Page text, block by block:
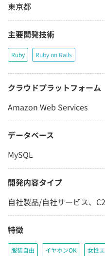
東京都
主要開発技術
Ruby Ruby on Rails
クラウドプラットフォーム
Amazon Web Services
データベース
MySQL
開発内容タイプ
自社製品/自社サービス、
特徴
服装自由 イヤホンOK 女性